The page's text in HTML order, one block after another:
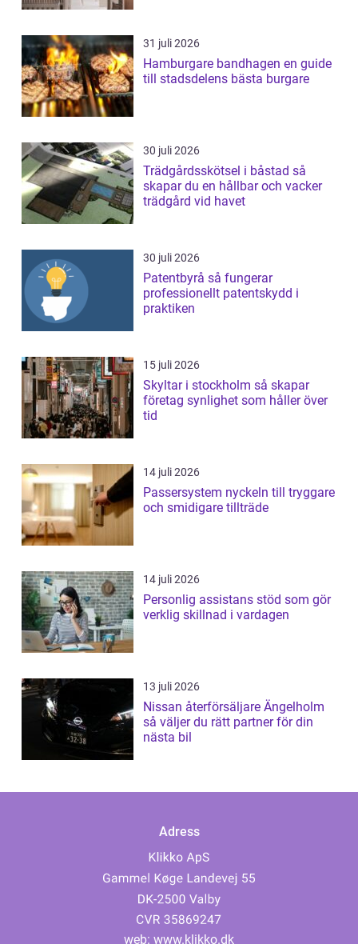
31 juli 2026
Hamburgare bandhagen en guide
till stadsdelens bästa burgare
30 juli 2026
Trädgårdsskötsel i båstad så
skapar du en hållbar och vacker
trädgård vid havet
30 juli 2026
Patentbyrå så fungerar
professionellt patentskydd i
praktiken
15 juli 2026
Skyltar i stockholm så skapar
företag synlighet som håller över
tid
14 juli 2026
Passersystem nyckeln till tryggare
och smidigare tillträde
14 juli 2026
Personlig assistans stöd som gör
verklig skillnad i vardagen
13 juli 2026
Nissan återförsäljare Ängelholm
så väljer du rätt partner för din
nästa bil
Adress
web: www.klikko.dk